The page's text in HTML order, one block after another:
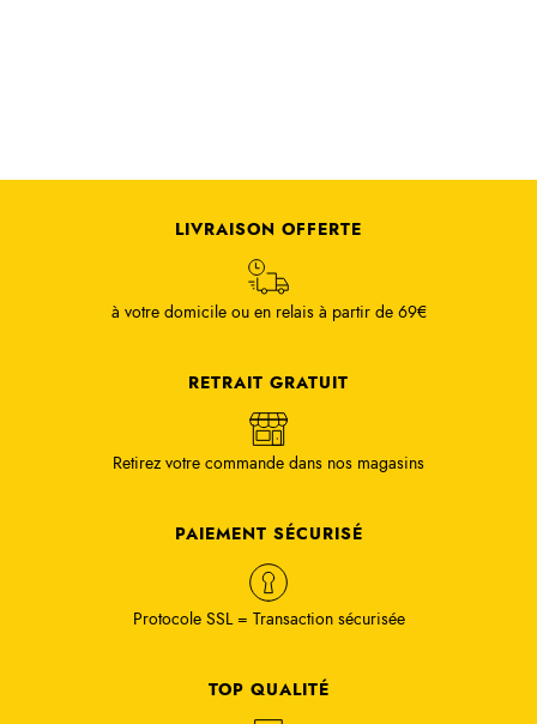
LIVRAISON OFFERTE
à votre domicile ou en relais à partir de 69€
RETRAIT GRATUIT
Retirez votre commande dans nos magasins
PAIEMENT SÉCURISÉ
Protocole SSL = Transaction sécurisée
TOP QUALITÉ